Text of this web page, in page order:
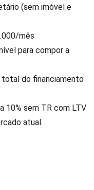
(sem imóvel e
mês
para compor a
total do financiamento
10% sem TR com LTV
atual.